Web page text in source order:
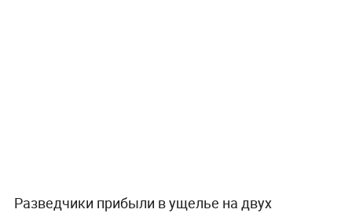
Разведчики прибыли в ущелье на двух